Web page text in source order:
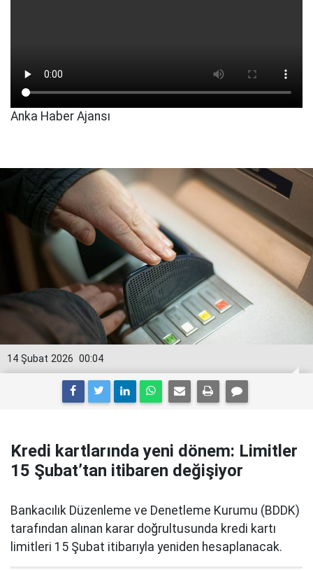
Anka Haber Ajansı
00:04
14 Şubat 2026
Kredi kartlarında yeni dönem: Limitler
15 Şubat’tan itibaren değişiyor
Bankacılık Düzenleme ve Denetleme Kurumu (BDDK)
tarafından alınan karar doğrultusunda kredi kartı
limitleri 15 Şubat itibarıyla yeniden hesaplanacak.